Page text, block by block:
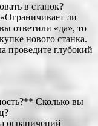
в станок?
ли
ответили «да», то
нового станка.
проведите глубокий
Сколько вы
ограничений